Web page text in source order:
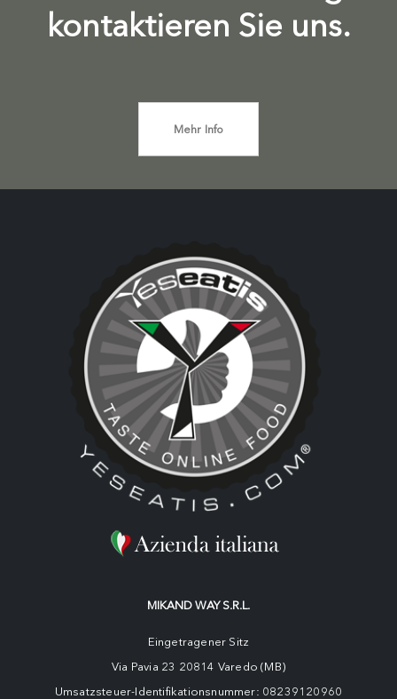
kontaktieren Sie uns.
Mehr Info
MIKAND WAY S.R.L.
Eingetragener Sitz
Via Pavia 23 20814 Varedo (MB)
Umsatzsteuer-Identifikationsnummer: 08239120960